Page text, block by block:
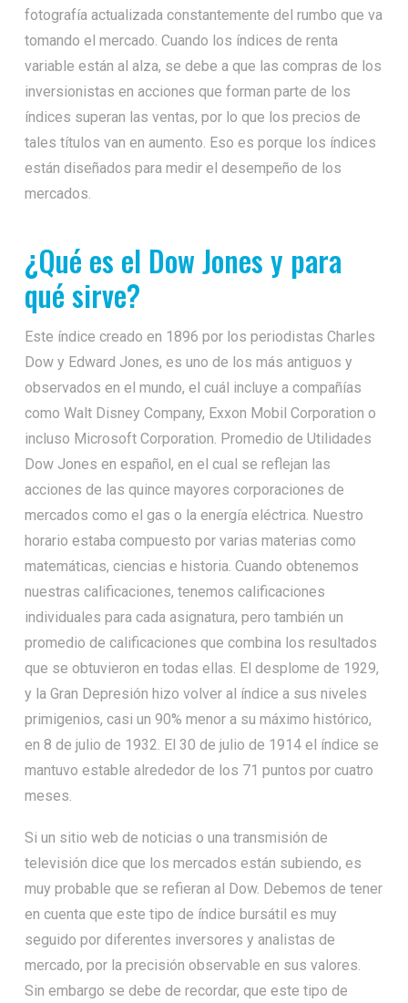
fotografía actualizada constantemente del rumbo que va
tomando el mercado. Cuando los índices de renta
variable están al alza, se debe a que las compras de los
inversionistas en acciones que forman parte de los
índices superan las ventas, por lo que los precios de
tales títulos van en aumento. Eso es porque los índices
están diseñados para medir el desempeño de los
mercados.
¿Qué es el Dow Jones y para
qué sirve?
Este índice creado en 1896 por los periodistas Charles
Dow y Edward Jones, es uno de los más antiguos y
observados en el mundo, el cuál incluye a compañías
como Walt Disney Company, Exxon Mobil Corporation o
incluso Microsoft Corporation. Promedio de Utilidades
Dow Jones en español, en el cual se reflejan las
acciones de las quince mayores corporaciones de
mercados como el gas o la energía eléctrica. Nuestro
horario estaba compuesto por varias materias como
matemáticas, ciencias e historia. Cuando obtenemos
nuestras calificaciones, tenemos calificaciones
individuales para cada asignatura, pero también un
promedio de calificaciones que combina los resultados
que se obtuvieron en todas ellas. El desplome de 1929,
y la Gran Depresión hizo volver al índice a sus niveles
primigenios, casi un 90% menor a su máximo histórico,
en 8 de julio de 1932. El 30 de julio de 1914 el índice se
mantuvo estable alrededor de los 71 puntos por cuatro
meses.
Si un sitio web de noticias o una transmisión de
televisión dice que los mercados están subiendo, es
muy probable que se refieran al Dow. Debemos de tener
en cuenta que este tipo de índice bursátil es muy
seguido por diferentes inversores y analistas de
mercado, por la precisión observable en sus valores.
Sin embargo se debe de recordar, que este tipo de